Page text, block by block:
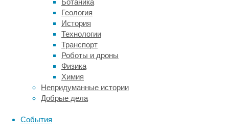
Ботаника
Геология
История
Технологии
Транспорт
Роботы и дроны
Физика
Химия
Непридуманные истории
Добрые дела
События
лёгких — у
пациентов,
подключённых
аппарату
искусственного
дыхания.
Избавиться
от
Acinetobacter
непросто,